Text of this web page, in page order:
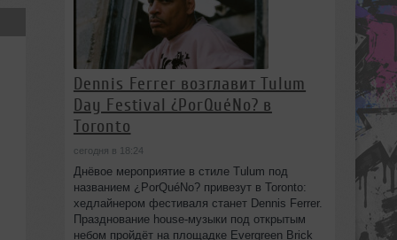
Dennis Ferrer возглавит Tulum
Day Festival ¿PorQuéNo? в
Toronto
сегодня в 18:24
Днёвое мероприятие в стиле Tulum под
названием ¿PorQuéNo? привезут в Toronto:
хедлайнером фестиваля станет Dennis Ferrer.
Празднование house-музыки под открытым
небом пройдёт на площадке Evergreen Brick